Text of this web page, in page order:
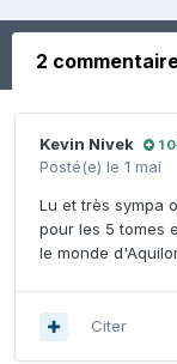
2
Kevin Nivek 1
Posté(e) le 1 mai
Lu et très sympa
pour les 5 tomes
le monde
Citer